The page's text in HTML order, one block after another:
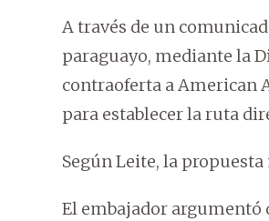
A través de un
paraguayo, mediante la
contraoferta a American
para establecer la ruta
Según Leite, la
El embajador argumentó